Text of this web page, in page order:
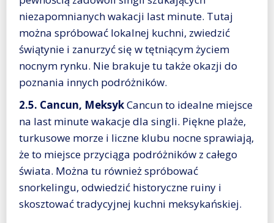
niezapomnianych wakacji last minute. Tutaj
można spróbować lokalnej kuchni, zwiedzić
świątynie i zanurzyć się w tętniącym życiem
nocnym rynku. Nie brakuje tu także okazji do
poznania innych podróżników.
2.5. Cancun, MeksykCancun to idealne miejsce
na last minute wakacje dla singli. Piękne plaże,
turkusowe morze i liczne klubu nocne sprawiają,
że to miejsce przyciąga podróżników z całego
świata. Można tu również spróbować
snorkelingu, odwiedzić historyczne ruiny i
skosztować tradycyjnej kuchni meksykańskiej.